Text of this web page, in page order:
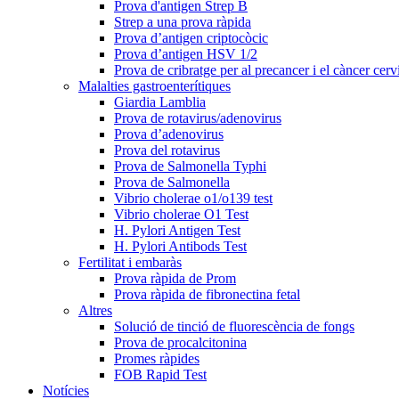
Prova d'antigen Strep B
Strep a una prova ràpida
Prova d’antigen criptocòcic
Prova d’antigen HSV 1/2
Prova de cribratge per al precancer i el càncer
Malalties gastroenterítiques
Giardia Lamblia
Prova de rotavirus/adenovirus
Prova d’adenovirus
Prova del rotavirus
Prova de Salmonella Typhi
Prova de Salmonella
Vibrio cholerae o1/o139 test
Vibrio cholerae O1 Test
H. Pylori Antigen Test
H. Pylori Antibods Test
Fertilitat i embaràs
Prova ràpida de Prom
Prova ràpida de fibronectina fetal
Altres
Solució de tinció de fluorescència de fongs
Prova de procalcitonina
Promes ràpides
FOB Rapid Test
Notícies